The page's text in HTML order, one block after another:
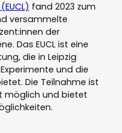
fand 2023 zum
versammelte
der
Das EUCL ist eine
die in Leipzig
und die
Die Teilnahme ist
möglich und bietet